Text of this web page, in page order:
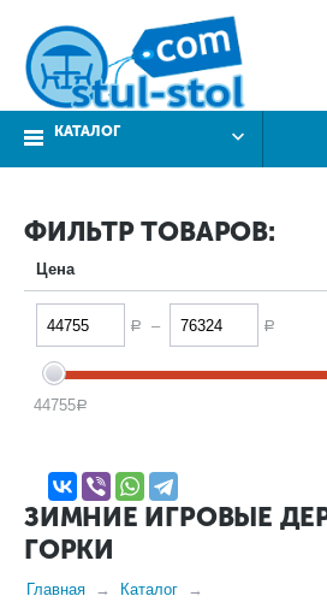
КАТАЛОГ
ФИЛЬТР ТОВАРОВ:
Цена
Р – Р
44755Р
ЗИМНИЕ ИГРОВЫЕ
ГОРКИ
Главная
Каталог